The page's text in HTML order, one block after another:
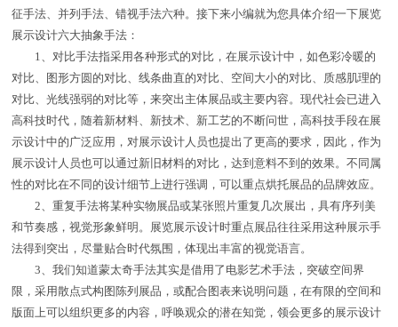
征手法、并列手法、错视手法六种。接下来小编就为您具体介绍一下展览
展示设计六大抽象手法：
1、对比手法指采用各种形式的对比，在展示设计中，如色彩冷暖的
对比、图形方圆的对比、线条曲直的对比、空间大小的对比、质感肌理的
对比、光线强弱的对比等，来突出主体展品或主要内容。现代社会已进入
高科技时代，随着新材料、新技术、新工艺的不断问世，高科技手段在展
示设计中的广泛应用，对展示设计人员也提出了更高的要求，因此，作为
展示设计人员也可以通过新旧材料的对比，达到意料不到的效果。不同属
性的对比在不同的设计细节上进行强调，可以重点烘托展品的品牌效应。
2、重复手法将某种实物展品或某张照片重复几次展出，具有序列美
和节奏感，视觉形象鲜明。展览展示设计时重点展品往往采用这种展示手
法得到突出，尽量贴合时代氛围，体现出丰富的视觉语言。
3、我们知道蒙太奇手法其实是借用了电影艺术手法，突破空间界
限，采用散点式构图陈列展品，或配合图表来说明问题，在有限的空间和
版面上可以组织更多的内容，呼唤观众的潜在知觉，领会更多的展示设计